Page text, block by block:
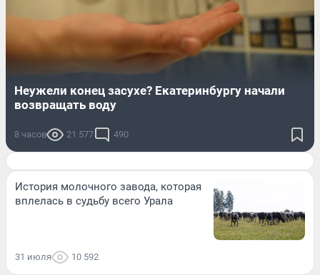
Неужели конец засухе? Екатеринбургу начали
возвращать воду
8 часов 21 577 490
История молочного завода, которая
вплелась в судьбу всего Урала
31 июля 10 592